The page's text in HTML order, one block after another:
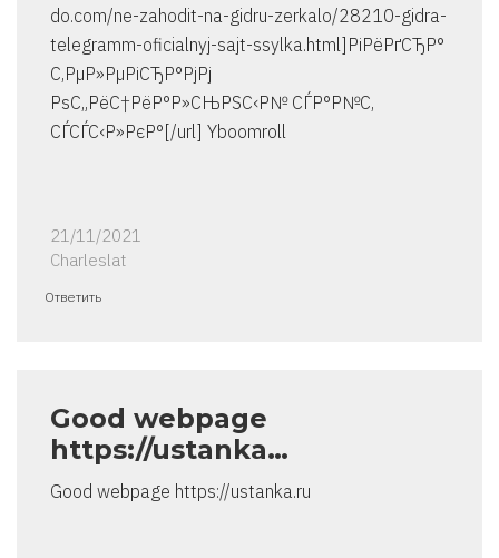
do.com/ne-zahodit-na-gidru-zerkalo/28210-gidra-
telegramm-oficialnyj-sajt-ssylka.html]РіРёРґСЂР°
С‚РµР»РµРіСЂР°РјРј
РѕС„РёС†РёР°Р»СЊРЅС‹Р№ СЃР°Р№С‚
СЃСЃС‹Р»РєР°[/url] Yboomroll
21/11/2021
Charleslat
Ответить
Good webpage
https://ustanka…
Good webpage https://ustanka.ru